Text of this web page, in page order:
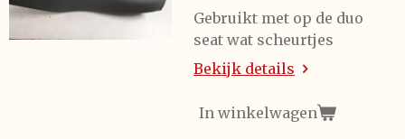
Gebruikt met op de duo
seat wat scheurtjes
Bekijk details
In winkelwagen